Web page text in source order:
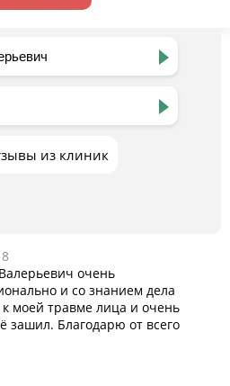
из клиник
очень
и со знанием дела
моей травме лица и очень
зашил. Благодарю от всего